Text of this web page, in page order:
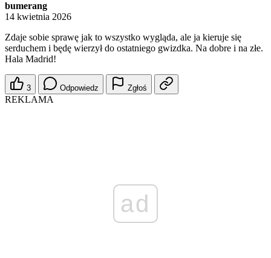
bumerang
14 kwietnia 2026
Zdaje sobie sprawę jak to wszystko wygląda, ale ja kieruje się
serduchem i będę wierzył do ostatniego gwizdka. Na dobre i na złe.
Hala Madrid!
3 Odpowiedz Zgłoś
REKLAMA
ad